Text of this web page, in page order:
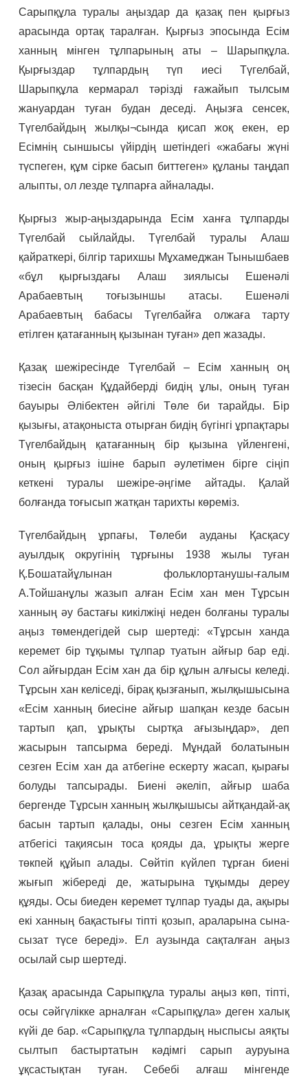
Сарыпқұла туралы аңыздар да қазақ пен қырғыз
арасында ортақ таралған. Қырғыз эпосында Есім
ханның мінген тұлпарының аты – Шарыпқұла.
Қырғыздар тұлпардың түп иесі Түгелбай,
Шарыпқұла кермарал тәрізді ғажайып тылсым
жануардан туған будан деседі. Аңызға сенсек,
Түгелбайдың жылқы¬сында қисап жоқ екен, ер
Есімнің сыншысы үйірдің шетіндегі «жабағы жүні
түспеген, құм сірке басып биттеген» құланы таңдап
алыпты, ол лезде тұлпарға айналады.
Қырғыз жыр-аңыздарында Есім ханға тұлпарды
Түгелбай сыйлайды. Түгелбай туралы Алаш
қайраткері, білгір тарихшы Мұхамеджан Тынышбаев
«бұл қырғыздағы Алаш зиялысы Ешенәлі
Арабаевтың тоғызыншы атасы. Ешенәлі
Арабаевтың бабасы Түгелбайға олжаға тарту
етілген қатағанның қызынан туған» деп жазады.
Қазақ шежіресінде Түгелбай – Есім ханның оң
тізесін басқан Құдайберді бидің ұлы, оның туған
бауыры Әлібектен әйгілі Төле би тарайды. Бір
қызығы, атақоныста отырған бидің бүгінгі ұрпақтары
Түгелбайдың қатағанның бір қызына үйленгені,
оның қырғыз ішіне барып әулетімен бірге сіңіп
кеткені туралы шежіре-әңгіме айтады. Қалай
болғанда тоғысып жатқан тарихты көреміз.
Түгелбайдың ұрпағы, Төлеби ауданы Қасқасу
ауылдық округінің тұрғыны 1938 жылы туған
Қ.Бошатайұлынан фольклортанушы-ғалым
А.Тойшанұлы жазып алған Есім хан мен Тұрсын
ханның әу бастағы кикілжіңі неден болғаны туралы
аңыз төмендегідей сыр шертеді: «Тұрсын ханда
керемет бір тұқымы тұлпар туатын айғыр бар еді.
Сол айғырдан Есім хан да бір құлын алғысы келеді.
Тұрсын хан келіседі, бірақ қызғанып, жылқышысына
«Есім ханның биесіне айғыр шапқан кезде басын
тартып қап, ұрықты сыртқа ағызыңдар», деп
жасырын тапсырма береді. Мұндай болатынын
сезген Есім хан да атбегіне ескерту жасап, қырағы
болуды тапсырады. Биені әкеліп, айғыр шаба
бергенде Тұрсын ханның жылқышысы айтқандай-ақ
басын тартып қалады, оны сезген Есім ханның
атбегісі тақиясын тоса қояды да, ұрықты жерге
төкпей құйып алады. Сөйтіп күйлеп тұрған биені
жығып жібереді де, жатырына тұқымды дереу
құяды. Осы биеден керемет тұлпар туады да, ақыры
екі ханның бақастығы тіпті қозып, араларына сына-
сызат түсе береді». Ел аузында сақталған аңыз
осылай сыр шертеді.
Қазақ арасында Сарыпқұла туралы аңыз көп, тіпті,
осы сәйгүлікке арналған «Сарыпқұла» деген халық
күйі де бар. «Сарыпқұла тұлпардың ныспысы аяқты
сылтып бастыртатын кәдімгі сарып ауруына
ұқсастықтан туған. Себебі алғаш мінгенде